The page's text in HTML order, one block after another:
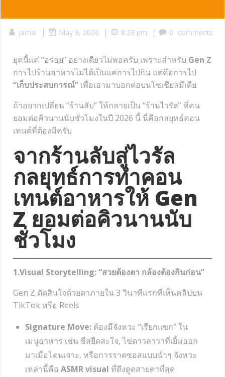
jamal | May 9, 2026 | 8:23 pm | 0 comments
ยุคนี้แค่ “อร่อย” อย่างเดียวไม่พอครับ เพราะสำหรับ Gen Z
การไปร้านอาหารไม่ได้เป็นแค่การไปกิน แต่คือการไป
“เก็บประสบการณ์” เพื่อเอามาบอกต่อบนโซเชียลมีเดีย
ถ้าอยากเปลี่ยน “ร้านลับ” ให้กลายเป็น “ร้านไวรัล” ที่คน
ยอมต่อคิวนานนับชั่วโมงในปี 2026 นี้ นี่คือกลยุทธ์คอน
เทนต์ที่ต้องมีครับ
จากร้านลับสู่ไวรัล
กลยุทธ์การทำคอน
เทนต์อาหารให้ Gen
Z ยอมต่อคิวนานนับ
ชั่วโมง
1.Visual Storytelling: “สวยต้องตา กล้องต้องกินก่อน”
Gen Z ตัดสินใจด้วยตาภายใน 3 วินาทีแรกที่เห็นคลิปบน
TikTok หรือ Reels
Signature Move: ต้องมีจังหวะ “เรียกแขก” ใน
เมนูอาหาร เช่น ชีสยืดสะใจ, ไข่ดาวลาวาที่เยิ้มออก
มาเมื่อโดนเจาะ, หรือการราดซอสแบบฉ่ำๆ จังหวะ
เหล่านี้คือ ASMR visual ที่ดึงดูดสายตาที่สุด